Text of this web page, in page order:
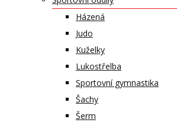
Házená
Judo
Kuželky
Lukostřelba
Sportovní gymnastika
Šachy
Šerm